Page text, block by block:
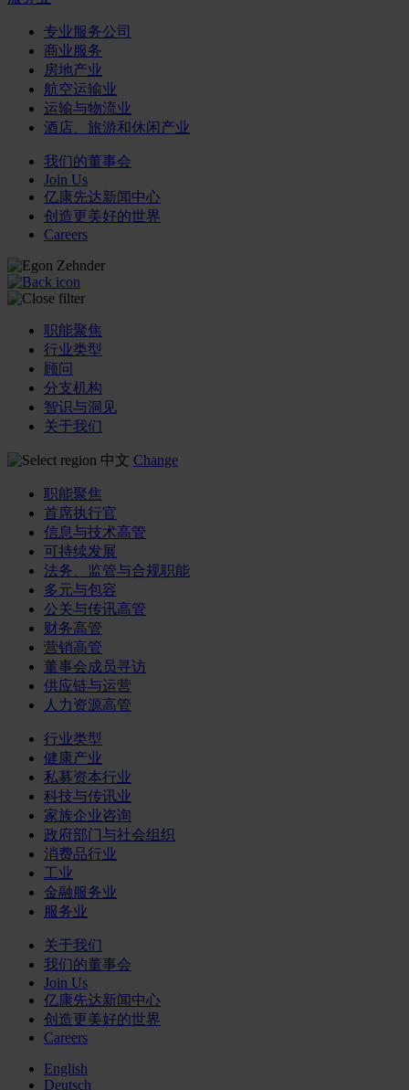
专业服务公司
商业服务
房地产业
航空运输业
运输与物流业
酒店、旅游和休闲产业
我们的董事会
Join Us
亿康先达新闻中心
创造更美好的世界
Careers
职能聚焦
行业类型
顾问
分支机构
智识与洞见
关于我们
中文 Change
职能聚焦
首席执行官
信息与技术高管
可持续发展
法务、监管与合规职能
多元与包容
公关与传讯高管
财务高管
营销高管
董事会成员寻访
供应链与运营
人力资源高管
行业类型
健康产业
私募资本行业
科技与传讯业
家族企业咨询
政府部门与社会组织
消费品行业
工业
金融服务业
服务业
关于我们
我们的董事会
Join Us
亿康先达新闻中心
创造更美好的世界
Careers
English
Deutsch